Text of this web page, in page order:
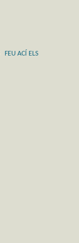
FEU ACÍ ELS